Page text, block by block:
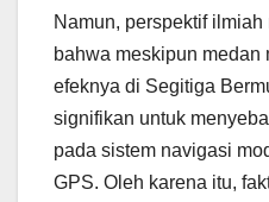
Namun, perspektif
bahwa meskipun medan
efeknya di Segitiga
signifikan untuk
pada sistem navigasi
GPS. Oleh karena itu,